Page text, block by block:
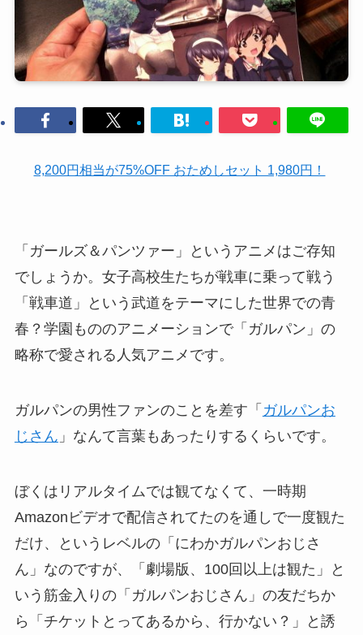
8,200円相当が75%OFF おためしセット 1,980円！
「ガールズ＆パンツァー」というアニメはご存知
でしょうか。女子高校生たちが戦車に乗って戦う
「戦車道」という武道をテーマにした世界での青
春？学園もののアニメーションで「ガルパン」の
略称で愛される人気アニメです。
ガルパンの男性ファンのことを差す「 ガルパンお
じさん 」なんて言葉もあったりするくらいです。
ぼくはリアルタイムでは観てなくて、一時期
Amazonビデオで配信されてたのを通しで一度観た
だけ、というレベルの「にわかガルパンおじさ
ん」なのですが、「劇場版、100回以上は観た」と
いう筋金入りの「ガルパンおじさん」の友だちか
ら「チケットとってあるから、行かない？」と誘